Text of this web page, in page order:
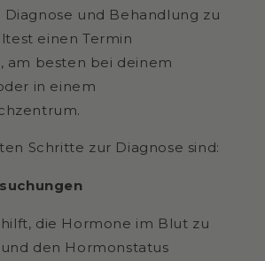
Diagnose und Behandlung zu
einen Termin
am besten bei deinem
in einem
Schritte zur Diagnose sind:
die Hormone im Blut zu
den Hormonstatus